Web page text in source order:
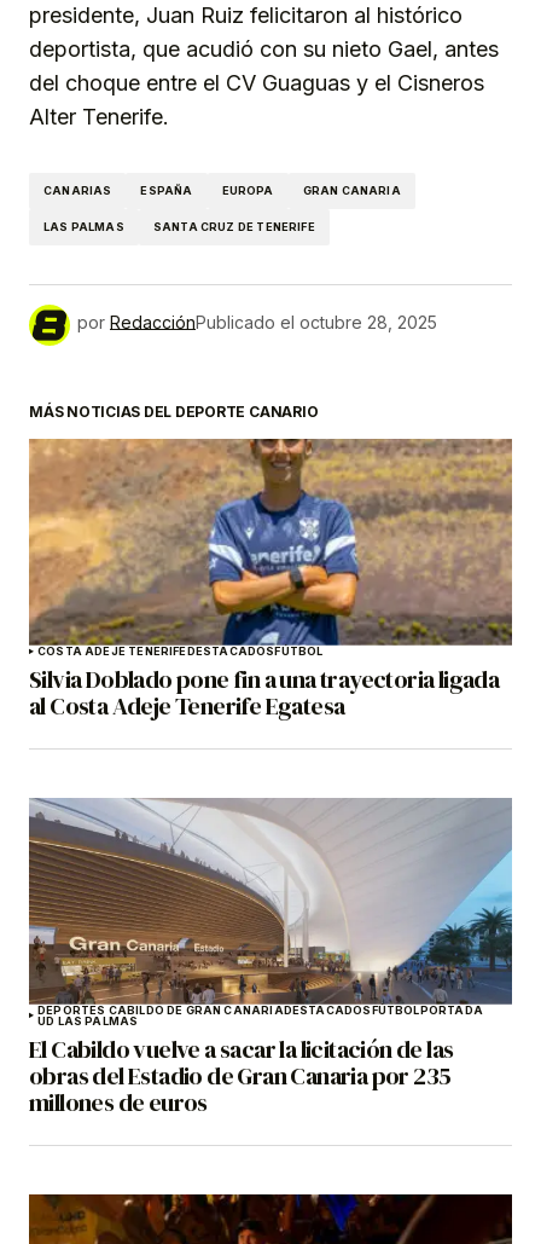
presidente, Juan Ruiz felicitaron al histórico
deportista, que acudió con su nieto Gael, antes
del choque entre el CV Guaguas y el Cisneros
Alter Tenerife.
CANARIAS ESPAÑA EUROPA GRAN CANARIA
LAS PALMAS SANTA CRUZ DE TENERIFE
por RedacciónPublicado el octubre 28, 2025
MÁS NOTICIAS DEL DEPORTE CANARIO
COSTA ADEJE TENERIFEDESTACADOSFÚTBOL
Silvia Doblado pone fin a una trayectoria ligada
al Costa Adeje Tenerife Egatesa
DEPORTES CABILDO DE GRAN CANARIADESTACADOSFÚTBOLPORTADA
UD LAS PALMAS
El Cabildo vuelve a sacar la licitación de las
obras del Estadio de Gran Canaria por 235
millones de euros